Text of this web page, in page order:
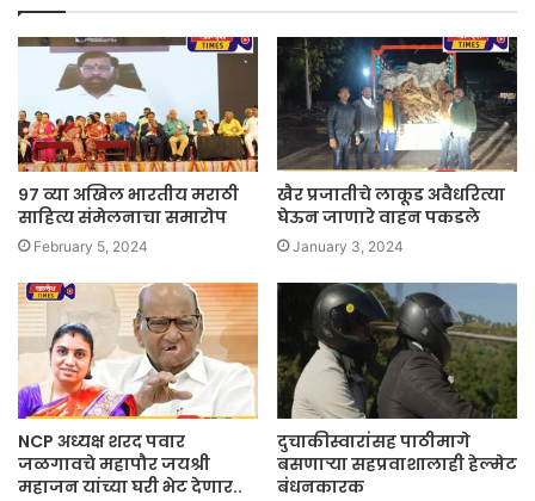
९७ व्या अखिल भारतीय मराठी
साहित्य संमेलनाचा समारोप
February 5, 2024
खैर प्रजातीचे लाकूड अवैधरित्या
घेऊन जाणारे वाहन पकडले
January 3, 2024
NCP अध्यक्ष शरद पवार
जळगावचे महापौर जयश्री
महाजन यांच्या घरी भेट देणार..
दुचाकीस्वारांसह पाठीमागे
बसणाऱ्या सहप्रवाशालाही हेल्मेट
बंधनकारक